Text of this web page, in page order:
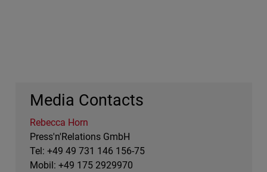
Media Contacts
Rebecca Horn
Press'n'Relations GmbH
Tel: +49 49 731 146 156-75
Mobil: +49 175 2929970